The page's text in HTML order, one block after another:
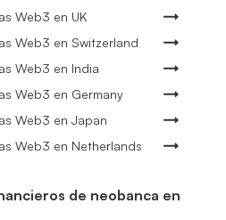
Web3 en UK
Web3 en Switzerland
Web3 en India
Web3 en Germany
Web3 en Japan
Web3 en Netherlands
de neobanca en